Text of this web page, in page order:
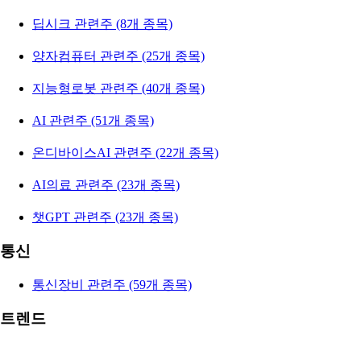
딥시크 관련주 (8개 종목)
양자컴퓨터 관련주 (25개 종목)
지능형로봇 관련주 (40개 종목)
AI 관련주 (51개 종목)
온디바이스AI 관련주 (22개 종목)
AI의료 관련주 (23개 종목)
챗GPT 관련주 (23개 종목)
통신
통신장비 관련주 (59개 종목)
트렌드